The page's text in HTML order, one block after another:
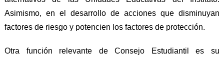
Asimismo, en el desarrollo de acciones que disminuyan
factores de riesgo y potencien los factores de protección.
Otra función relevante de Consejo Estudiantil es su